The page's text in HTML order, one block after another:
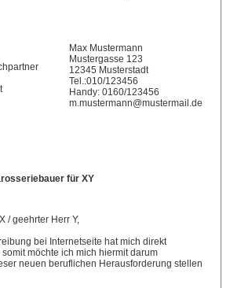
Max Mustermann
Mustergasse 123
12345 Musterstadt
Tel.:010/123456
Handy: 0160/123456
m.mustermann@mustermail.de
für XY
/ geehrter Herr Y,
bei Internetseite hat mich direkt
möchte ich mich hiermit darum
neuen beruflichen Herausforderung stellen